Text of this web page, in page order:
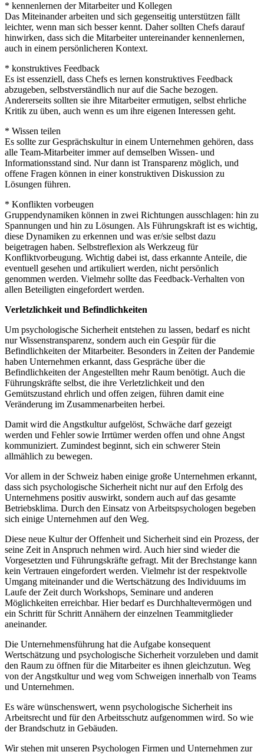
* kennenlernen der Mitarbeiter und Kollegen
Das Miteinander arbeiten und sich gegenseitig unterstützen fällt
leichter, wenn man sich besser kennt. Daher sollten Chefs darauf
hinwirken, dass sich die Mitarbeiter untereinander kennenlernen,
auch in einem persönlicheren Kontext.
* konstruktives Feedback
Es ist essenziell, dass Chefs es lernen konstruktives Feedback
abzugeben, selbstverständlich nur auf die Sache bezogen.
Andererseits sollten sie ihre Mitarbeiter ermutigen, selbst ehrliche
Kritik zu üben, auch wenn es um ihre eigenen Interessen geht.
* Wissen teilen
Es sollte zur Gesprächskultur in einem Unternehmen gehören, dass
alle Team-Mitarbeiter immer auf demselben Wissen- und
Informationsstand sind. Nur dann ist Transparenz möglich, und
offene Fragen können in einer konstruktiven Diskussion zu
Lösungen führen.
* Konflikten vorbeugen
Gruppendynamiken können in zwei Richtungen ausschlagen: hin zu
Spannungen und hin zu Lösungen. Als Führungskraft ist es wichtig,
diese Dynamiken zu erkennen und was er/sie selbst dazu
beigetragen haben. Selbstreflexion als Werkzeug für
Konfliktvorbeugung. Wichtig dabei ist, dass erkannte Anteile, die
eventuell gesehen und artikuliert werden, nicht persönlich
genommen werden. Vielmehr sollte das Feedback-Verhalten von
allen Beteiligten eingefordert werden.
Verletzlichkeit und Befindlichkeiten
Um psychologische Sicherheit entstehen zu lassen, bedarf es nicht
nur Wissenstransparenz, sondern auch ein Gespür für die
Befindlichkeiten der Mitarbeiter. Besonders in Zeiten der Pandemie
haben Unternehmen erkannt, dass Gespräche über die
Befindlichkeiten der Angestellten mehr Raum benötigt. Auch die
Führungskräfte selbst, die ihre Verletzlichkeit und den
Gemütszustand ehrlich und offen zeigen, führen damit eine
Veränderung im Zusammenarbeiten herbei.
Damit wird die Angstkultur aufgelöst, Schwäche darf gezeigt
werden und Fehler sowie Irrtümer werden offen und ohne Angst
kommuniziert. Zumindest beginnt, sich ein schwerer Stein
allmählich zu bewegen.
Vor allem in der Schweiz haben einige große Unternehmen erkannt,
dass sich psychologische Sicherheit nicht nur auf den Erfolg des
Unternehmens positiv auswirkt, sondern auch auf das gesamte
Betriebsklima. Durch den Einsatz von Arbeitspsychologen begeben
sich einige Unternehmen auf den Weg.
Diese neue Kultur der Offenheit und Sicherheit sind ein Prozess, der
seine Zeit in Anspruch nehmen wird. Auch hier sind wieder die
Vorgesetzten und Führungskräfte gefragt. Mit der Brechstange kann
kein Vertrauen eingefordert werden. Vielmehr ist der respektvolle
Umgang miteinander und die Wertschätzung des Individuums im
Laufe der Zeit durch Workshops, Seminare und anderen
Möglichkeiten erreichbar. Hier bedarf es Durchhaltevermögen und
ein Schritt für Schritt Annähern der einzelnen Teammitglieder
aneinander.
Die Unternehmensführung hat die Aufgabe konsequent
Wertschätzung und psychologische Sicherheit vorzuleben und damit
den Raum zu öffnen für die Mitarbeiter es ihnen gleichzutun. Weg
von der Angstkultur und weg vom Schweigen innerhalb von Teams
und Unternehmen.
Es wäre wünschenswert, wenn psychologische Sicherheit ins
Arbeitsrecht und für den Arbeitsschutz aufgenommen wird. So wie
der Brandschutz in Gebäuden.
Wir stehen mit unseren Psychologen Firmen und Unternehmen zur